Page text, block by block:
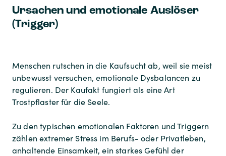
Ursachen und emotionale Auslöser
(Trigger)
Menschen rutschen in die Kaufsucht ab, weil sie meist
unbewusst versuchen, emotionale Dysbalancen zu
regulieren. Der Kaufakt fungiert als eine Art
Trostpflaster für die Seele.
Zu den typischen emotionalen Faktoren und Triggern
zählen extremer Stress im Berufs- oder Privatleben,
anhaltende Einsamkeit, ein starkes Gefühl der